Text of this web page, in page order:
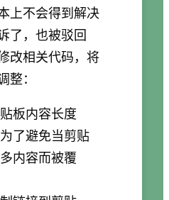
上不会得到解决
了，也被驳回
改相关代码，将
整：
板内容长度
为了避免当剪贴
内容而被覆